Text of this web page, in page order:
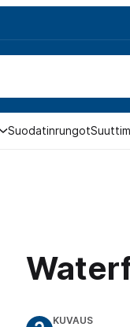
Suodatinrungot
KUVAUS